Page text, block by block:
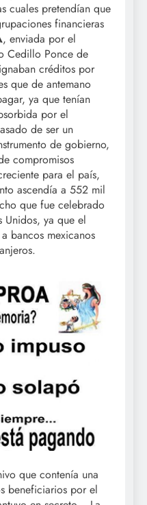
cuales pretendían que
financieras
, enviada por el
Cedillo Ponce de
créditos por
que de antemano
ya que tenían
por el
de ser un
de gobierno,
compromisos
para el país,
ascendía a 552 mil
que fue celebrado
Unidos, ya que el
bancos mexicanos
que contenía una
beneficiarios por el